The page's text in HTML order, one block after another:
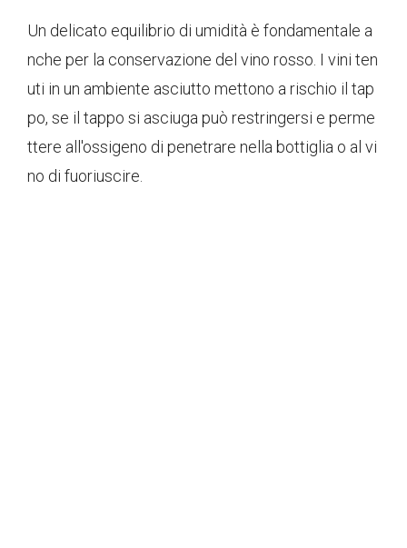
Un delicato equilibrio di umidità è fondamentale a
nche per la conservazione del vino rosso. I vini ten
uti in un ambiente asciutto mettono a rischio il tap
po, se il tappo si asciuga può restringersi e perme
ttere all'ossigeno di penetrare nella bottiglia o al vi
no di fuoriuscire.